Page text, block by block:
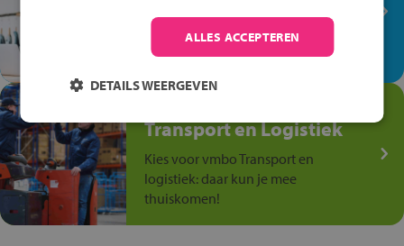
Ontdek via het vmbo jouw talent
op de winkelvloer, waar elke dag
anders is!
Transport en Logistiek
Kies voor vmbo Transport en
logistiek: daar kun je mee
thuiskomen!
ALLES ACCEPTEREN
DETAILS WEERGEVEN